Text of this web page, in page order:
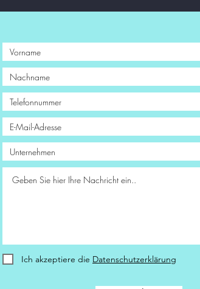
Ich akzeptiere die Datenschutzerklärung